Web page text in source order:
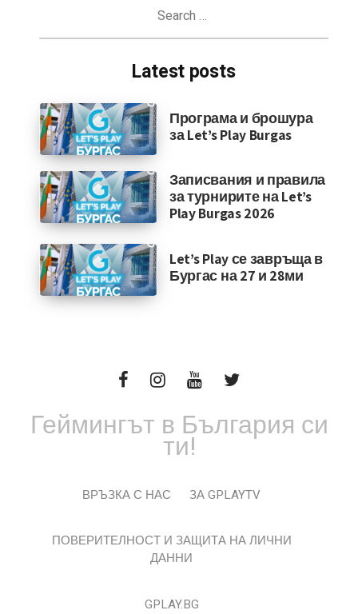
Latest posts
Програма и брошура
за Let’s Play Burgas
Записвания и правила
за турнирите на Let’s
Play Burgas 2026
Let’s Play се завръща в
Бургас на 27 и 28ми
Геймингът в България си
ти!
ВРЪЗКА С НАС ЗА GPLAYTV
ПОВЕРИТЕЛНОСТ И ЗАЩИТА НА ЛИЧНИ
ДАННИ
GPLAY.BG